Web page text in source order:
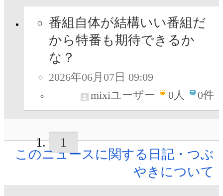
番組自体が結構いい番組だ
から特番も期待できるか
な？
2026年06月07日 09:09
mixiユーザー
0人 0件
1
このニュースに関する日記・つぶ
やきについて